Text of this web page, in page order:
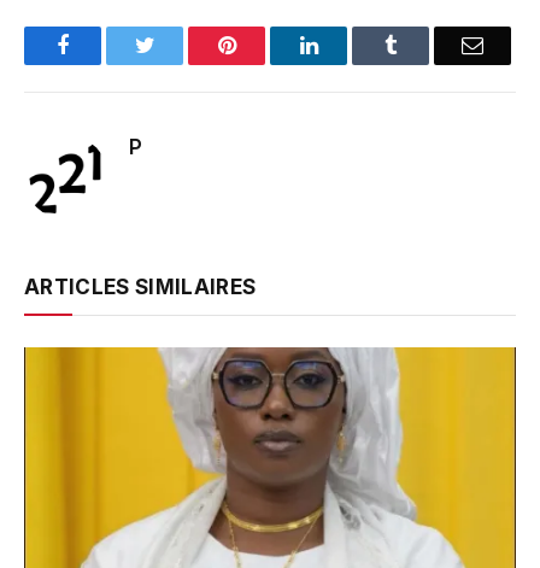
FacebookTwitter Pinterest LinkedInTumblr Email
P
ARTICLES SIMILAIRES